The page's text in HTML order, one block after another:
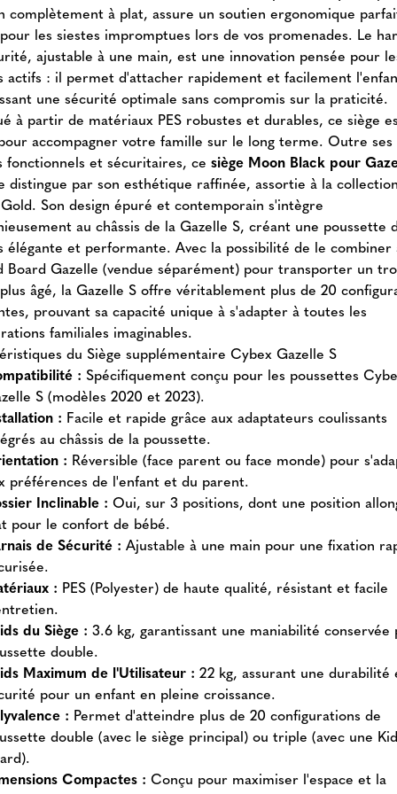
complètement à plat, assure un soutien ergonomique
les siestes impromptues lors de vos promenades. Le
ajustable à une main, est une innovation pensée pour
actifs : il permet d'attacher rapidement et facilement
une sécurité optimale sans compromis sur la praticité.
à partir de matériaux PES robustes et durables, ce siège
accompagner votre famille sur le long terme. Outre ses
fonctionnels et sécuritaires, cesiège Moon Black pour
distingue par son esthétique raffinée, assortie à la
Son design épuré et contemporain s'intègre
au châssis de la Gazelle S, créant une poussette
élégante et performante. Avec la possibilité de le combiner
Board Gazelle (vendue séparément) pour transporter un
âgé, la Gazelle S offre véritablement plus de 20
prouvant sa capacité unique à s'adapter à toutes les
familiales imaginables.
du Siège supplémentaire Cybex Gazelle S
: Spécifiquement conçu pour les poussettes
S (modèles 2020 et 2023).
: Facile et rapide grâce aux adaptateurs coulissants
au châssis de la poussette.
: Réversible (face parent ou face monde) pour
préférences de l'enfant et du parent.
Inclinable : Oui, sur 3 positions, dont une position
pour le confort de bébé.
de Sécurité : Ajustable à une main pour une fixation
: PES (Polyester) de haute qualité, résistant et facile
du Siège : 3.6 kg, garantissant une maniabilité conservée
double.
Maximum de l'Utilisateur : 22 kg, assurant une durabilité
pour un enfant en pleine croissance.
: Permet d'atteindre plus de 20 configurations de
double (avec le siège principal) ou triple (avec une
Compactes : Conçu pour maximiser l'espace et la